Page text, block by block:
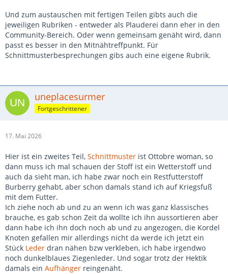
Und zum austauschen mit fertigen Teilen gibts auch die
jeweiligen Rubriken - entweder als Plauderei dann eher in den
Community-Bereich. Oder wenn gemeinsam genäht wird, dann
passt es besser in den Mitnähtreffpunkt. Für
Schnittmusterbesprechungen gibs auch eine eigene Rubrik.
uneplacesurmer
Fortgeschrittener
17. Mai 2026
Hier ist ein zweites Teil, Schnittmuster ist Ottobre woman, so
dann muss ich mal schauen der Stoff ist ein Wetterstoff und
auch da sieht man, ich habe zwar noch ein Restfutterstoff
Burberry gehabt, aber schon damals stand ich auf Kriegsfuß
mit dem Futter.
Ich ziehe noch ab und zu an wenn ich was ganz klassisches
brauche, es gab schon Zeit da wollte ich ihn aussortieren aber
dann habe ich ihn doch noch ab und zu angezogen, die Kordel
Knoten gefallen mir allerdings nicht da werde ich jetzt ein
Stück Leder dran nähen bzw verkleben, ich habe irgendwo
noch dunkelblaues Ziegenleder. Und sogar trotz der Hektik
damals ein Aufhänger reingenäht.